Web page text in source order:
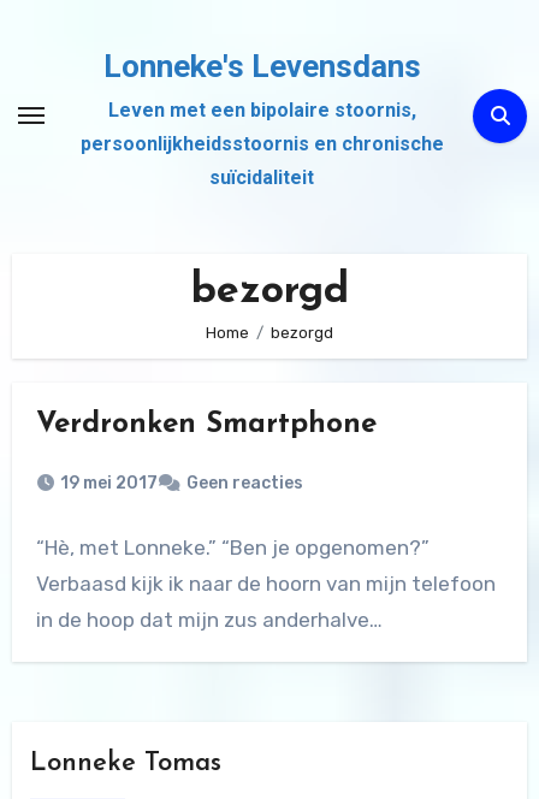
inhoud
Lonneke's Levensdans
Leven met een bipolaire stoornis,
persoonlijkheidsstoornis en chronische
suïcidaliteit
bezorgd
Home bezorgd
Verdronken Smartphone
19 mei 2017 Geen reacties
“Hè, met Lonneke.” “Ben je opgenomen?”
Verbaasd kijk ik naar de hoorn van mijn telefoon
in de hoop dat mijn zus anderhalve…
Lonneke Tomas